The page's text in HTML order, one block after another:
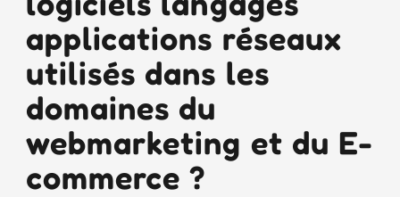
applications réseaux
utilisés dans les
domaines du
webmarketing et du E-
commerce ?